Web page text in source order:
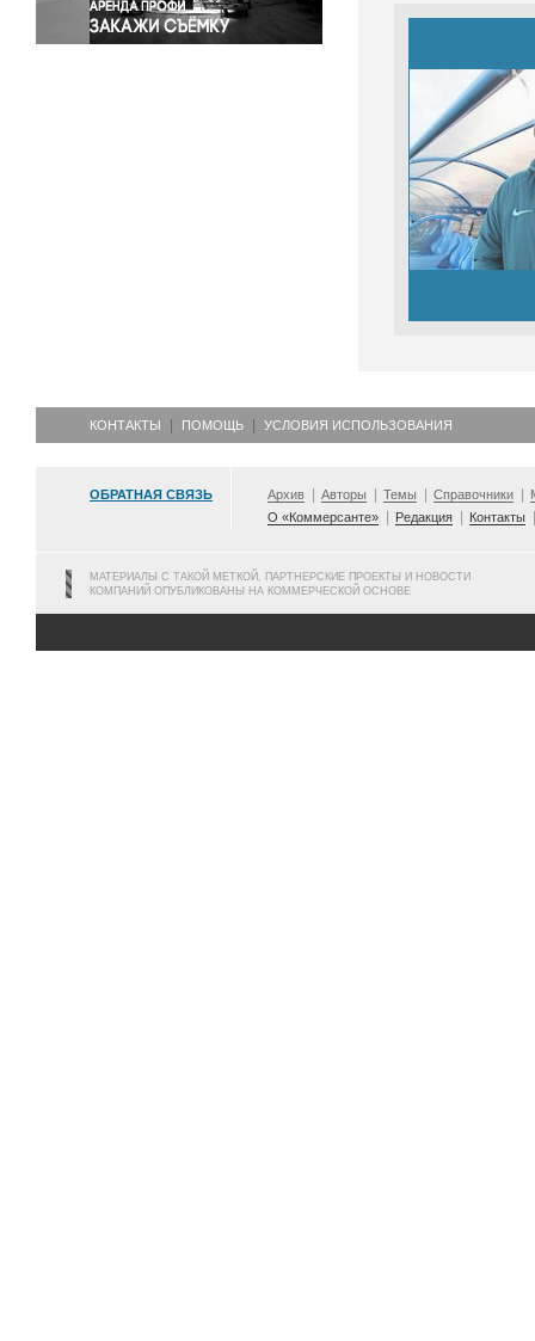
КОНТАКТЫ ПОМОЩЬ УСЛОВИЯ ИСПОЛЬЗОВАНИЯ
ОБРАТНАЯ СВЯЗЬ Архив Авторы Темы Справочники
О «Коммерсанте»
Редакция Контакты
МАТЕРИАЛЫ С ТАКОЙ МЕТКОЙ, ПАРТНЕРСКИЕ ПРОЕКТЫ И НОВОСТИ
КОМПАНИЙ ОПУБЛИКОВАНЫ НА КОММЕРЧЕСКОЙ ОСНОВЕ